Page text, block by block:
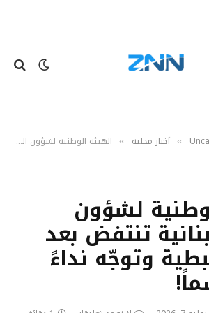
» أخبار محلية » الهيئة الوطنية لشؤون المرأة اللبنانية تنتفض بعد فاجعة النبطية وتوجّه نداءً دولياً حاسماً!
لشؤون
تنتفض بعد
وتوجّه نداءً